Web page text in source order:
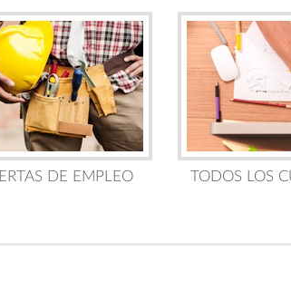
DE EMPLEO TODOS LOS